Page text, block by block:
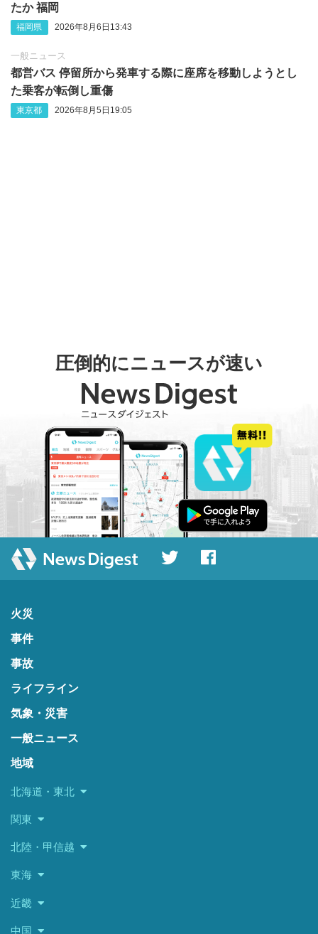
たか 福岡
福岡県 2026年8月6日13:43
一般ニュース
都営バス 停留所から発車する際に座席を移動しようとし
た乗客が転倒し重傷
東京都 2026年8月5日19:05
圧倒的にニュースが速い
火災
事件
事故
ライフライン
気象・災害
一般ニュース
地域
北海道・東北
関東
北陸・甲信越
東海
近畿
中国